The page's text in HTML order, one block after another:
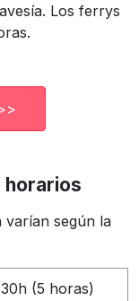
Los ferrys
horarios
varían según la
(5 horas)